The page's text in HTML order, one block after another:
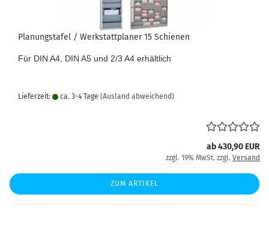
Planungstafel / Werkstattplaner 15 Schienen
Für DIN A4, DIN A5 und 2/3 A4 erhältlich
Lieferzeit: ca. 3-4 Tage (Ausland abweichend)
ab 430,90 EUR
zzgl. 19% MwSt. zzgl. Versand
ZUM ARTIKEL